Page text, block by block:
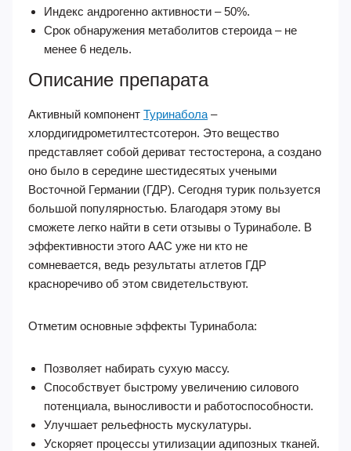
Индекс андрогенно активности – 50%.
Срок обнаружения метаболитов стероида – не
менее 6 недель.
Описание препарата
Активный компонент Туринабола –
хлордигидрометилтестсотерон. Это вещество
представляет собой дериват тестостерона, а создано
оно было в середине шестидесятых учеными
Восточной Германии (ГДР). Сегодня турик пользуется
большой популярностью. Благодаря этому вы
сможете легко найти в сети отзывы о Туринаболе. В
эффективности этого ААС уже ни кто не
сомневается, ведь результаты атлетов ГДР
красноречиво об этом свидетельствуют.
Отметим основные эффекты Туринабола:
Позволяет набирать сухую массу.
Способствует быстрому увеличению силового
потенциала, выносливости и работоспособности.
Улучшает рельефность мускулатуры.
Ускоряет процессы утилизации адипозных тканей.